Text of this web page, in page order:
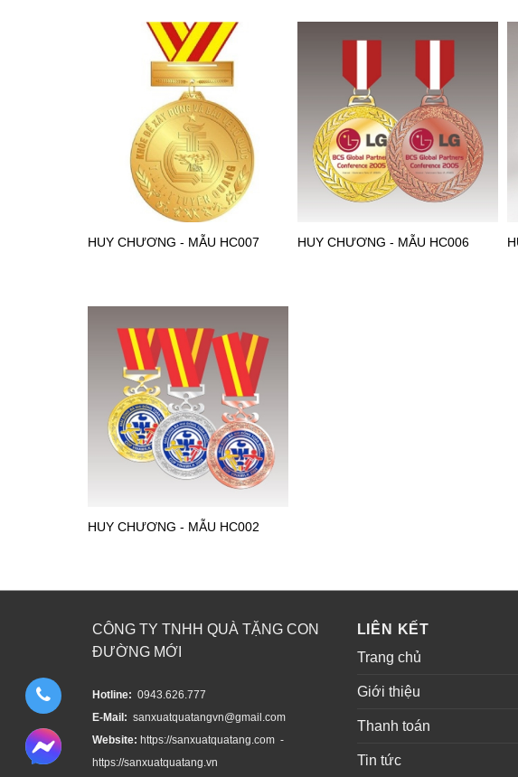
HUY CHƯƠNG - MẪU HC007 HUY CHƯƠNG - MẪU HC006
HUY CHƯƠNG - MẪU HC002
CÔNG TY TNHH QUÀ TẶNG CON
ĐƯỜNG MỚI
Hotline: 0943.626.777
E-Mail: sanxuatquatangvn@gmail.com
Website: https://sanxuatquatang.com -
https://sanxuatquatang.vn
LIÊN KẾT
Trang chủ
Giới thiệu
Thanh toán
Tin tức